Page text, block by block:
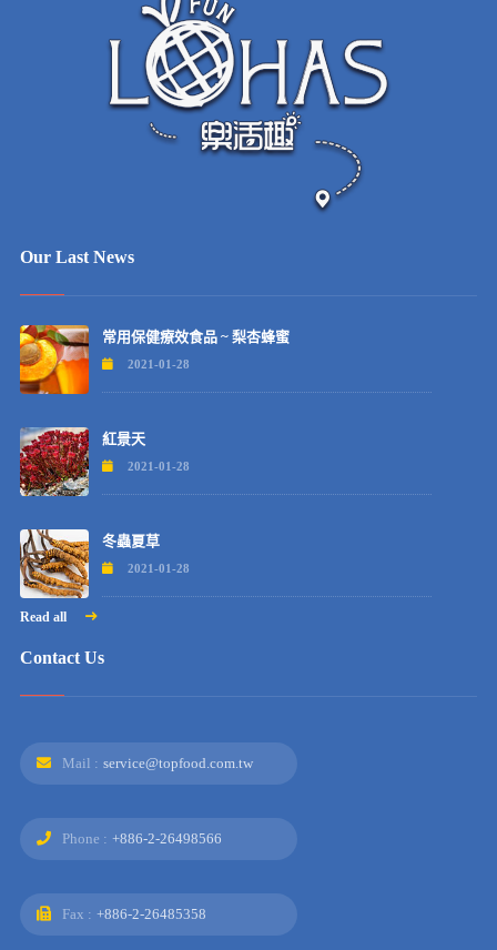
Our Last News
常用保健療效食品 ~ 梨杏蜂蜜
2021-01-28
紅景天
2021-01-28
冬蟲夏草
2021-01-28
Read all
Contact Us
Mail : service@topfood.com.tw
Phone : +886-2-26498566
Fax : +886-2-26485358